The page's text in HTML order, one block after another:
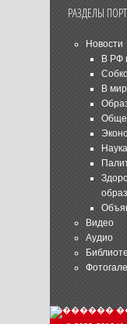
РАЗДЕЛЫ
Новости
В РФ
В
Наука
Видео
Аудио